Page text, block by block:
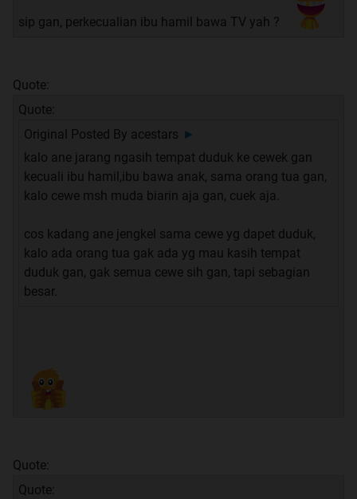
sip gan, perkecualian ibu hamil bawa TV yah ?
Quote:
Quote:
Original Posted By acestars ►
kalo ane jarang ngasih tempat duduk ke cewek gan
kecuali ibu hamil,ibu bawa anak, sama orang tua gan,
kalo cewe msh muda biarin aja gan, cuek aja.
cos kadang ane jengkel sama cewe yg dapet duduk,
kalo ada orang tua gak ada yg mau kasih tempat
duduk gan, gak semua cewe sih gan, tapi sebagian
besar.
Quote:
Quote: